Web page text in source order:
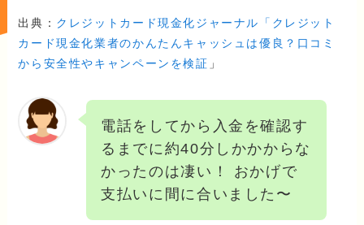
出典： クレジットカード現金化ジャーナル「クレジット
カード現金化業者のかんたんキャッシュは優良？口コミ
から安全性やキャンペーンを検証 」
電話をしてから入金を確認す
るまでに約40分しかかからな
かったのは凄い！ おかげで
支払いに間に合いました〜